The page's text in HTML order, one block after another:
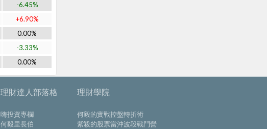
-6.45%
+6.90%
0.00%
-3.33%
0.00%
理財達人部落格
嗨投資專欄
何毅里長伯
理財學院
何毅的實戰控盤轉折術
紫殺的股票當沖波段戰鬥營